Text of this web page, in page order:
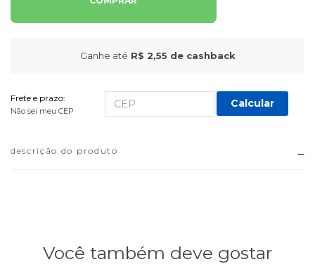
Ganhe até R$ 2,55 de cashback
Frete e prazo:
Não sei meu CEP
Calcular
descrição do produto
Você também deve gostar